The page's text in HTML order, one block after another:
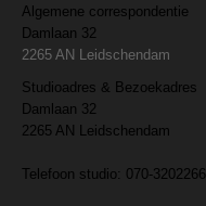
Algemene correspondentie
Damlaan 32
2265 AN Leidschendam
Studioadres & Bezoekadres
Damlaan 32
2265 AN Leidschendam
Telefoon studio: 070-3202266